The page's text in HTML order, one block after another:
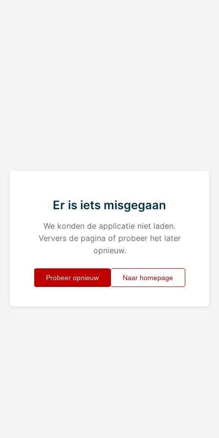
Er is iets misgegaan
We konden de applicatie niet laden.
Ververs de pagina of probeer het later
opnieuw.
Probeer opnieuw Naar homepage